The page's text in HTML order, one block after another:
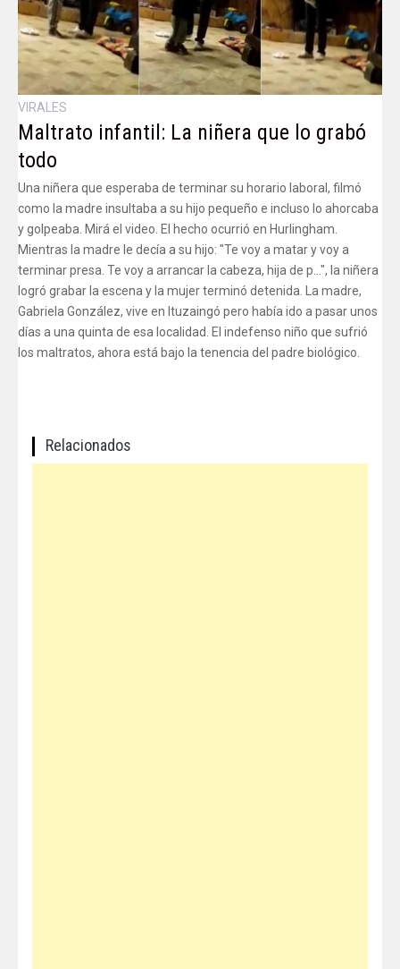
VIRALES
Maltrato infantil: La niñera que lo grabó
todo
Una niñera que esperaba de terminar su horario laboral, filmó
como la madre insultaba a su hijo pequeño e incluso lo ahorcaba
y golpeaba. Mirá el video. El hecho ocurrió en Hurlingham.
Mientras la madre le decía a su hijo: "Te voy a matar y voy a
terminar presa. Te voy a arrancar la cabeza, hija de p…", la niñera
logró grabar la escena y la mujer terminó detenida. La madre,
Gabriela González, vive en Ituzaingó pero había ido a pasar unos
días a una quinta de esa localidad. El indefenso niño que sufrió
los maltratos, ahora está bajo la tenencia del padre biológico.
Relacionados